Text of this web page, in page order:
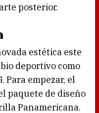
posterior.
estética este
deportivo como
Para empezar, el
paquete de diseño
Panamericana.